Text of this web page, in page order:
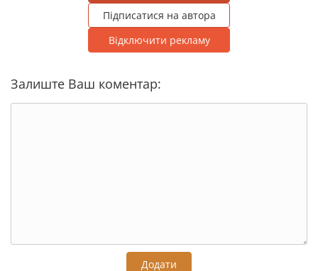
Підписатися на автора
Відключити рекламу
Залиште Ваш коментар:
Додати